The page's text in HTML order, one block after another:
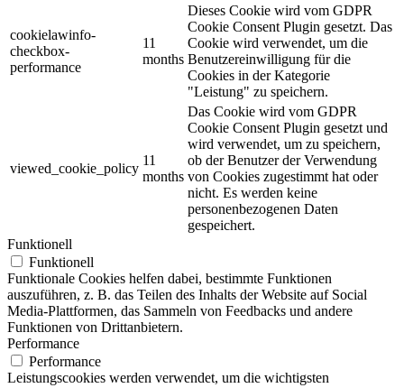
cookielawinfo-
checkbox-
performance
11
months
Dieses Cookie wird vom GDPR
Cookie Consent Plugin gesetzt. Das
Cookie wird verwendet, um die
Benutzereinwilligung für die
Cookies in der Kategorie
"Leistung" zu speichern.
viewed_cookie_policy
11
months
Das Cookie wird vom GDPR
Cookie Consent Plugin gesetzt und
wird verwendet, um zu speichern,
ob der Benutzer der Verwendung
von Cookies zugestimmt hat oder
nicht. Es werden keine
personenbezogenen Daten
gespeichert.
Funktionell
Funktionell
Funktionale Cookies helfen dabei, bestimmte Funktionen
auszuführen, z. B. das Teilen des Inhalts der Website auf Social
Media-Plattformen, das Sammeln von Feedbacks und andere
Funktionen von Drittanbietern.
Performance
Performance
Leistungscookies werden verwendet, um die wichtigsten